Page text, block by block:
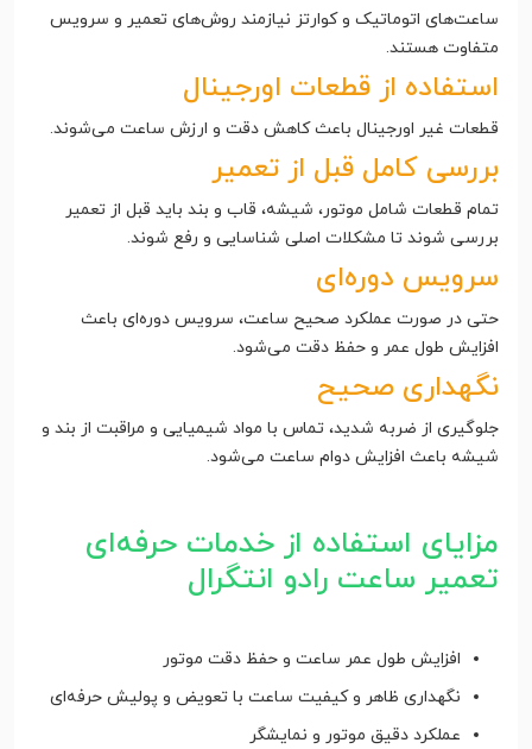
ساعت‌های اتوماتیک و کوارتز نیازمند روش‌های تعمیر و سرویس
متفاوت هستند.
استفاده از قطعات اورجینال
قطعات غیر اورجینال باعث کاهش دقت و ارزش ساعت می‌شوند.
بررسی کامل قبل از تعمیر
تمام قطعات شامل موتور، شیشه، قاب و بند باید قبل از تعمیر
بررسی شوند تا مشکلات اصلی شناسایی و رفع شوند.
سرویس دوره‌ای
حتی در صورت عملکرد صحیح ساعت، سرویس دوره‌ای باعث
افزایش طول عمر و حفظ دقت می‌شود.
نگهداری صحیح
جلوگیری از ضربه شدید، تماس با مواد شیمیایی و مراقبت از بند و
شیشه باعث افزایش دوام ساعت می‌شود.
مزایای استفاده از خدمات حرفه‌ای
تعمیر ساعت رادو انتگرال
افزایش طول عمر ساعت و حفظ دقت موتور
نگهداری ظاهر و کیفیت ساعت با تعویض و پولیش حرفه‌ای
عملکرد دقیق موتور و نمایشگر